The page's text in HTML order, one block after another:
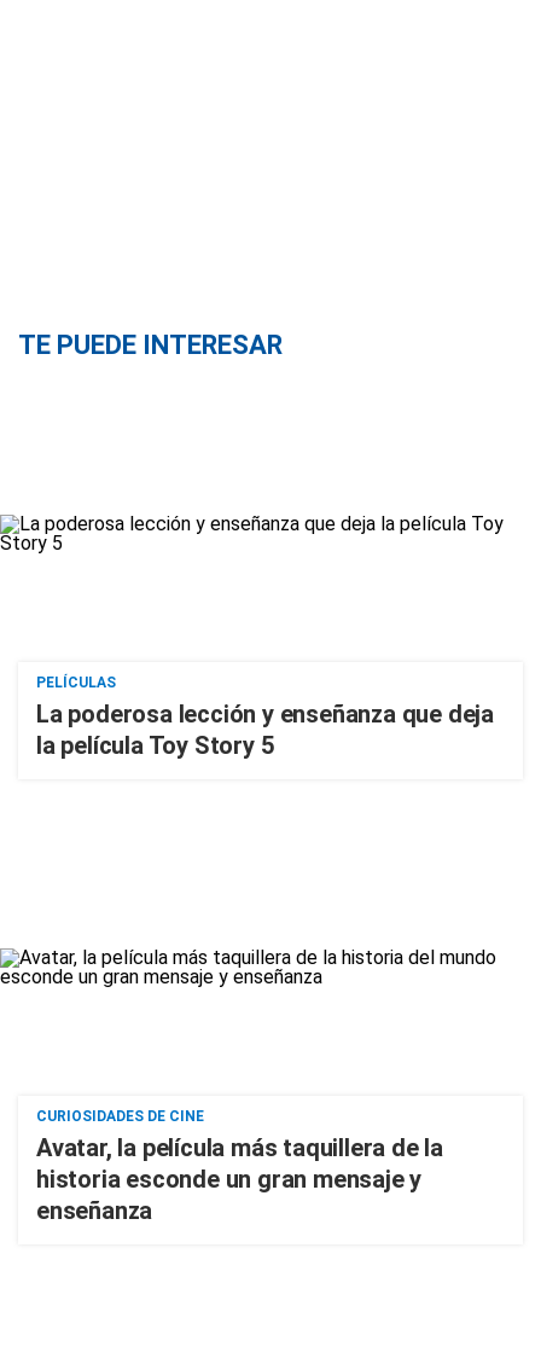
TE PUEDE INTERESAR
PELÍCULAS
La poderosa lección y enseñanza que deja
la película Toy Story 5
CURIOSIDADES DE CINE
Avatar, la película más taquillera de la
historia esconde un gran mensaje y
enseñanza